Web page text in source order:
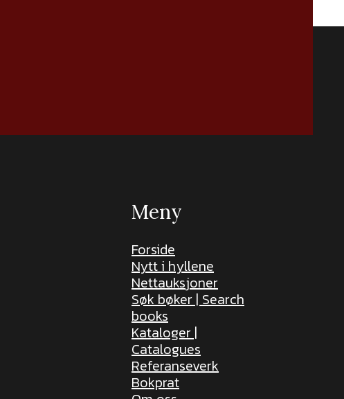
Meny
Forside
Nytt i hyllene
Nettauksjoner
Søk bøker | Search
books
Kataloger |
Catalogues
Referanseverk
Bokprat